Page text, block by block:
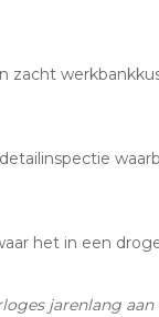
het in een
jarenlang aan